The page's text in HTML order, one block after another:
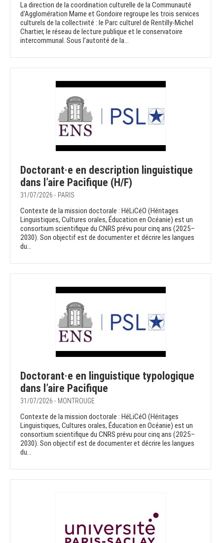
La direction de la coordination culturelle de la Communauté
d'Agglomération Marne et Gondoire regroupe les trois services
culturels de la collectivité : le Parc culturel de Rentilly-Michel
Chartier, le réseau de lecture publique et le conservatoire
intercommunal. Sous l’autorité de la...
Doctorant·e en description linguistique
dans l’aire Pacifique (H/F)
31/07/2026 - PARIS
Contexte de la mission doctorale : HéLiCéO (Héritages
Linguistiques, Cultures orales, Éducation en Océanie) est un
consortium scientifique du CNRS prévu pour cinq ans (2025–
2030). Son objectif est de documenter et décrire les langues
du...
Doctorant·e en linguistique typologique
dans l’aire Pacifique
31/07/2026 - MONTROUGE
Contexte de la mission doctorale : HéLiCéO (Héritages
Linguistiques, Cultures orales, Éducation en Océanie) est un
consortium scientifique du CNRS prévu pour cinq ans (2025–
2030). Son objectif est de documenter et décrire les langues
du...